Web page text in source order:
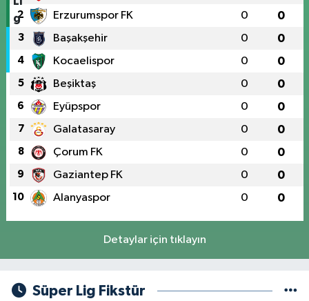
2 Erzurumspor FK 0 0
3 Başakşehir 0 0
4 Kocaelispor 0 0
5 Beşiktaş 0 0
6 Eyüpspor 0 0
7 Galatasaray 0 0
8 Çorum FK 0 0
9 Gaziantep FK 0 0
10 Alanyaspor 0 0
Detaylar için tıklayın
Süper Lig Fikstür